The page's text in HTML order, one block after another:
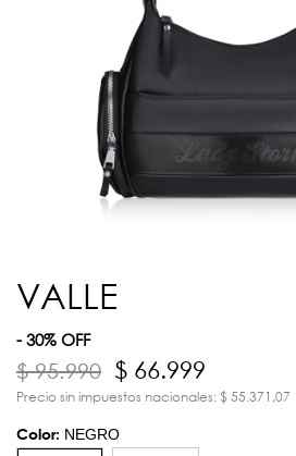
VALLE
- 30% OFF
$ 95.990 $ 66.999
Precio sin impuestos nacionales: $ 55.371,07
Color: NEGRO